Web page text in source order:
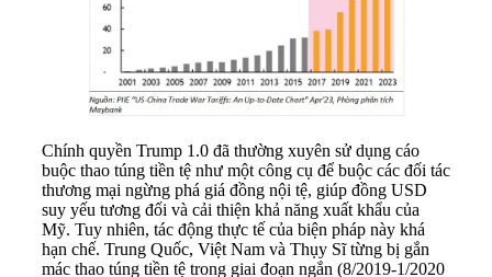
Chính quyền Trump 1.0 đã thường xuyên sử dụng cáo
buộc thao túng tiền tệ như một công cụ để buộc các đối tác
thương mại ngừng phá giá đồng nội tệ, giúp đồng USD
suy yếu tương đối và cải thiện khả năng xuất khẩu của
Mỹ. Tuy nhiên, tác động thực tế của biện pháp này khá
hạn chế. Trung Quốc, Việt Nam và Thụy Sĩ từng bị gắn
mác thao túng tiền tệ trong giai đoạn ngắn (8/2019-1/2020